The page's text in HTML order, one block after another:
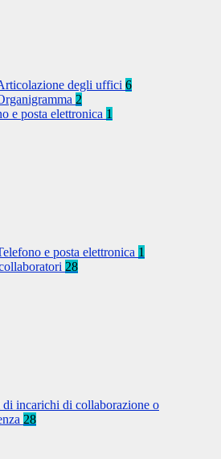
degli uffici 6
2
e posta elettronica 1
e posta elettronica 1
28
incarichi di collaborazione o
28